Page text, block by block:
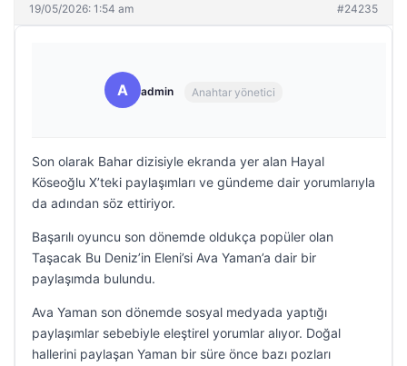
19/05/2026: 1:54 am #24235
A admin Anahtar yönetici
Son olarak Bahar dizisiyle ekranda yer alan Hayal
Köseoğlu X’teki paylaşımları ve gündeme dair yorumlarıyla
da adından söz ettiriyor.
Başarılı oyuncu son dönemde oldukça popüler olan
Taşacak Bu Deniz’in Eleni’si Ava Yaman’a dair bir
paylaşımda bulundu.
Ava Yaman son dönemde sosyal medyada yaptığı
paylaşımlar sebebiyle eleştirel yorumlar alıyor. Doğal
hallerini paylaşan Yaman bir süre önce bazı pozları